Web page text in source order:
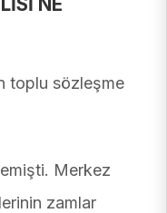
toplu sözleşme
Merkez
zamlar